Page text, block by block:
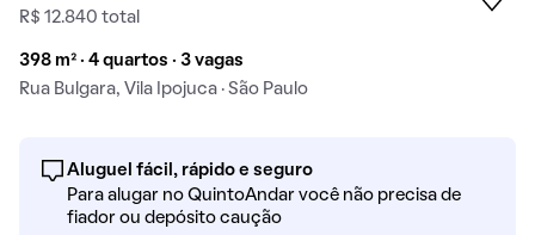
R$ 12.840 total
398 m² · 4 quartos · 3 vagas
Rua Bulgara, Vila Ipojuca · São Paulo
Aluguel fácil, rápido e seguro
Para alugar no QuintoAndar você não precisa de
fiador ou depósito caução